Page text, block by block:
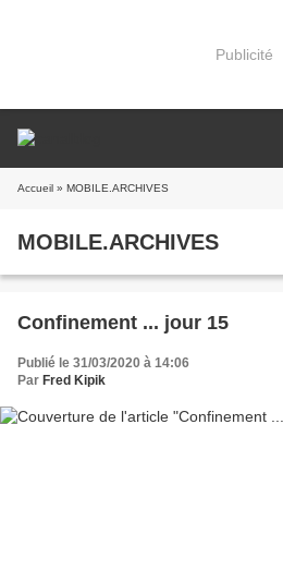
Publicité
Accueil » MOBILE.ARCHIVES
MOBILE.ARCHIVES
Confinement ... jour 15
Publié le 31/03/2020 à 14:06
Par Fred Kipik